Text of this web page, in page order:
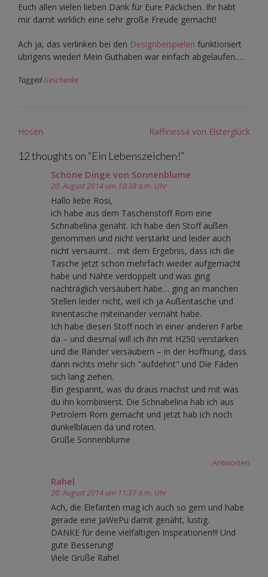
Euch allen vielen lieben Dank für Eure Päckchen. Ihr habt
mir damit wirklich eine sehr große Freude gemacht!
Ach ja, das verlinken bei den Designbeispielen funktioniert
übrigens wieder! Mein Guthaben war einfach abgelaufen….
TaggedGeschenke
Post
Hosen Raffinessa von Elsterglück
12 thoughts on “Ein Lebenszeichen!”
Schöne Dinge von Sonnenblume
20. August 2014 um 10:38 a.m. Uhr
Hallo liebe Rosi,
ich habe aus dem Taschenstoff Rom eine
Schnabelina genäht. Ich habe den Stoff außen
genommen und nicht verstärkt und leider auch
nicht versäumt… mit dem Ergebnis, dass ich die
Tasche jetzt schon mehrfach wieder aufgemacht
habe und Nähte verdoppelt und was ging
nachträglich versäubert habe… ging an manchen
Stellen leider nicht, weil ich ja Außentasche und
Innentasche miteinander vernäht habe.
Ich habe diesen Stoff noch in einer anderen Farbe
da – und diesmal will ich ihn mit H250 verstärken
und die Ränder versäubern – in der Hoffnung, dass
dann nichts mehr sich "aufdehnt" und Die Fäden
sich lang ziehen.
Bin gespannt, was du draus machst und mit was
du ihn kombinierst. Die Schnabelina hab ich aus
Petrolem Rom gemacht und jetzt hab ich noch
dunkelblauen da und roten.
Grüße Sonnenblume
Antworten
Rahel
20. August 2014 um 11:37 a.m. Uhr
Ach, die Elefanten mag ich auch so gern und habe
gerade eine JaWePu damit genäht, lustig.
DANKE für deine vielfältigen Inspirationen!!! Und
gute Besserung!
Viele Grüße Rahel